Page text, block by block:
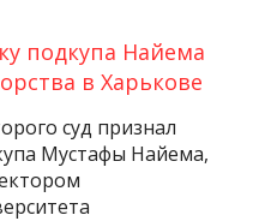
подкупа Найема
в Харькове
суд признал
Мустафы Найема,